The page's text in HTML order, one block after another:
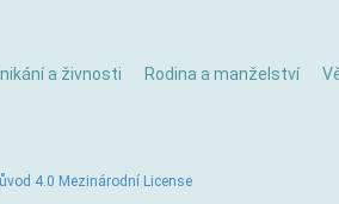
a živnosti Rodina a manželství
4.0 Mezinárodní License